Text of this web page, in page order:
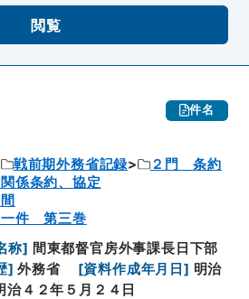
閲覧
件名
戦前期外務省記録
２門 条約
係条約、協定
一件 第三巻
称] 間東都督官房外事課長日下部
] 外務省 [資料作成年月日 ] 明治
治４２年５月２４日